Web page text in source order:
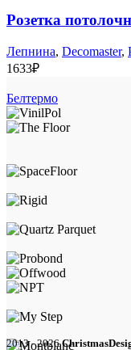
Розетка
Лепнина, Decomaster,
1633₽
Белтермо
2013 - 2026